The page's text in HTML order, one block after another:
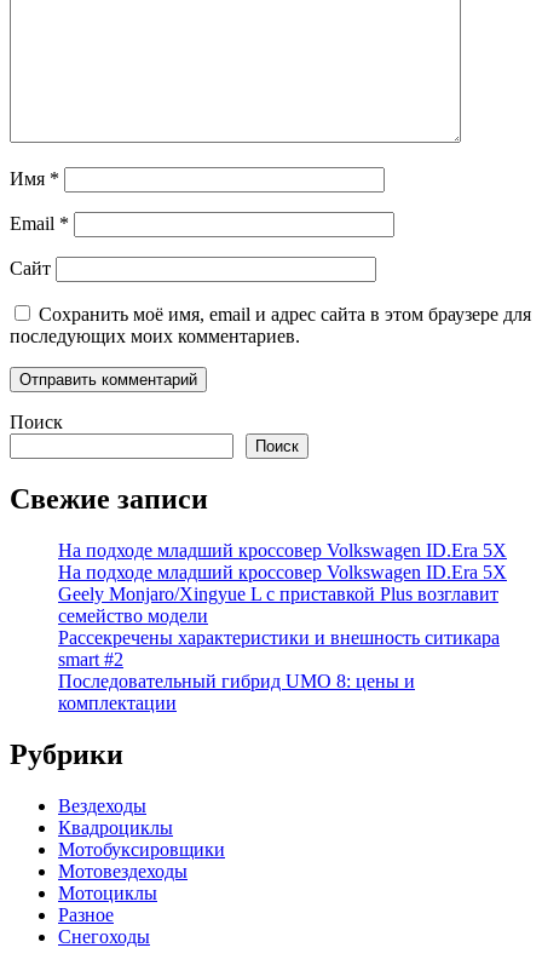
Имя *
Email *
Сайт
Сохранить моё имя, email и адрес сайта в этом браузере для
последующих моих комментариев.
Поиск
Поиск
Свежие записи
На подходе младший кроссовер Volkswagen ID.Era 5X
На подходе младший кроссовер Volkswagen ID.Era 5X
Geely Monjaro/Xingyue L с приставкой Plus возглавит
семейство модели
Рассекречены характеристики и внешность ситикара
smart #2
Последовательный гибрид UMO 8: цены и
комплектации
Рубрики
Вездеходы
Квадроциклы
Мотобуксировщики
Мотовездеходы
Мотоциклы
Разное
Снегоходы